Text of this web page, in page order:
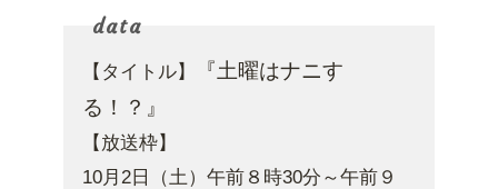
data
【タイトル】
『土曜はナニす
る！？』
【放送枠】
10月2日（土）午前８時30分～午前９